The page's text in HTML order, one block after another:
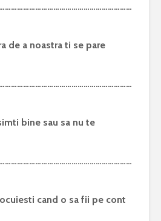
de a noastra ti se pare
bine sau sa nu te
cand o sa fii pe cont